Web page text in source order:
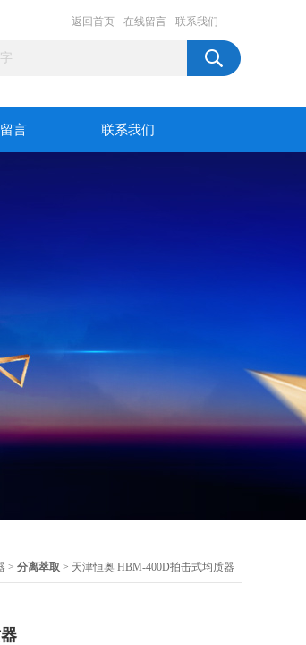
返回首页 在线留言 联系我们
言 联系我们
> 分离萃取 > 天津恒奥 HBM-400D拍击式均质器